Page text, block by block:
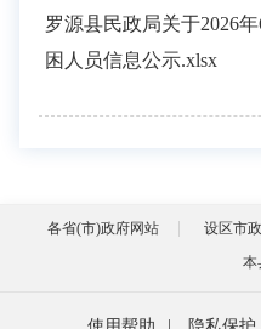
罗源县民政局关于2026
困人员信息公示.xlsx
各省(市)政府网站 设区市
本